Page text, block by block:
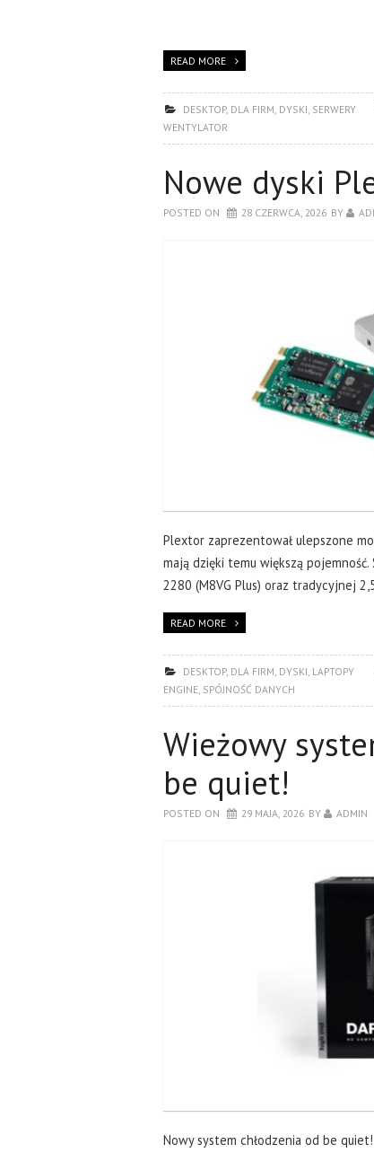
READ MORE
DESKTOP, DLA FIRM DYSKI SERWERY
WENTYLATOR
Nowe dyski
POSTED ON 28 CZERWCA, 2026 BY
Plextor zaprezentował ulepszone
mają dzięki temu większą
2280 (M8VG Plus) oraz tradycyjnej
READ MORE
DESKTOP, DLA FIRM DYSKI LAPTOPY
ENGINE SPÓJNOŚĆ DANYCH
Wieżowy
be quiet!
POSTED ON 29 MAJA, 2026 BY ADMIN
Nowy system chłodzenia od be